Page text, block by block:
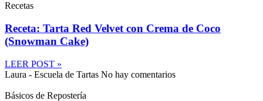
Recetas
Receta: Tarta Red Velvet con Crema de Coco
(Snowman Cake)
LEER POST »
Laura - Escuela de Tartas No hay comentarios
Básicos de Repostería